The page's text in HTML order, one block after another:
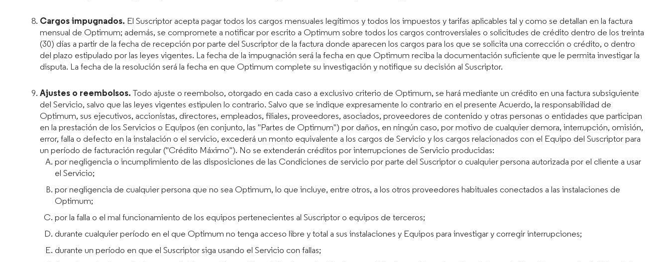
Cargos impugnados. El Suscriptor acepta pagar todos los cargos mensuales legítimos y todos los impuestos y tarifas aplicables tal y como se detallan en la factura
mensual de Optimum; además, se compromete a notificar por escrito a Optimum sobre todos los cargos controversiales o solicitudes de crédito dentro de los treinta
(30) días a partir de la fecha de recepción por parte del Suscriptor de la factura donde aparecen los cargos para los que se solicita una corrección o crédito, o dentro
del plazo estipulado por las leyes vigentes. La fecha de la impugnación será la fecha en que Optimum reciba la documentación suficiente que le permita investigar la
disputa. La fecha de la resolución será la fecha en que Optimum complete su investigación y notifique su decisión al Suscriptor.
Ajustes o reembolsos. Todo ajuste o reembolso, otorgado en cada caso a exclusivo criterio de Optimum, se hará mediante un crédito en una factura subsiguiente
del Servicio, salvo que las leyes vigentes estipulen lo contrario. Salvo que se indique expresamente lo contrario en el presente Acuerdo, la responsabilidad de
Optimum, sus ejecutivos, accionistas, directores, empleados, filiales, proveedores, asociados, proveedores de contenido y otras personas o entidades que participan
en la prestación de los Servicios o Equipos (en conjunto, las "Partes de Optimum") por daños, en ningún caso, por motivo de cualquier demora, interrupción, omisión,
error, falla o defecto en la instalación o el servicio, excederá un monto equivalente a los cargos de Servicio y los cargos relacionados con el Equipo del Suscriptor para
un período de facturación regular ("Crédito Máximo"). No se extenderán créditos por interrupciones de Servicio producidas:
por negligencia o incumplimiento de las disposiciones de las Condiciones de servicio por parte del Suscriptor o cualquier persona autorizada por el cliente a usar
el Servicio;
por negligencia de cualquier persona que no sea Optimum, lo que incluye, entre otros, a los otros proveedores habituales conectados a las instalaciones de
Optimum;
por la falla o el mal funcionamiento de los equipos pertenecientes al Suscriptor o equipos de terceros;
durante cualquier período en el que Optimum no tenga acceso libre y total a sus instalaciones y Equipos para investigar y corregir interrupciones;
durante un período en que el Suscriptor siga usando el Servicio con fallas;